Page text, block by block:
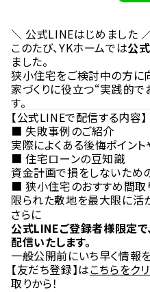
＼ 公式LINEはじめました
このたび、YKホームでは公
ました。
狭小住宅をご検討中の方に
家づくりに役立つ“実践的
す。
【公式LINEで配信する内容】
■ 失敗事例のご紹介
実際によくある後悔ポイン
■ 住宅ローンの豆知識
資金計画で損をしないため
■ 狭小住宅のおすすめ間取
限られた敷地を最大限に活
さらに――
公式LINEご登録者様限定で
配信いたします。
一般公開前にいち早く情報
【友だち登録】はこちらをク
取りから！